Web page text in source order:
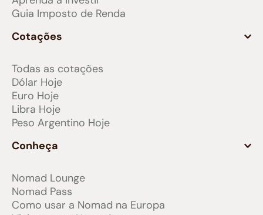
Guia Imposto de Renda
Cotações
Todas as cotações
Dólar Hoje
Euro Hoje
Libra Hoje
Peso Argentino Hoje
Conheça
Nomad Lounge
Nomad Pass
Como usar a Nomad na Europa